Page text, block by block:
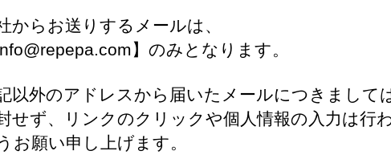
からお送りするメールは、
info@repepa.com】のみとなります。
記以外のアドレスから届いたメールにつきまして
せず、リンクのクリックや個人情報の入力は行
お願い申し上げます。